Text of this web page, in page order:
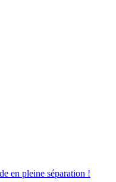
en pleine séparation !